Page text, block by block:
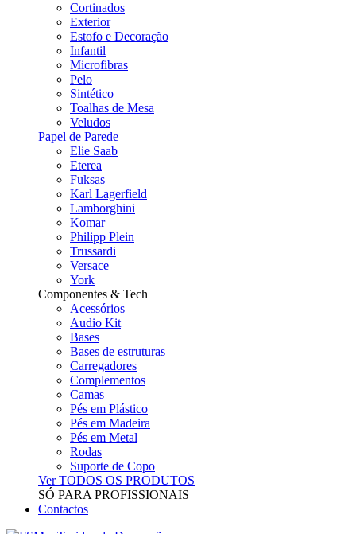
Cortinados
Exterior
Estofo e Decoração
Infantil
Microfibras
Pelo
Sintético
Toalhas de Mesa
Veludos
Papel de Parede
Elie Saab
Eterea
Fuksas
Karl Lagerfield
Lamborghini
Komar
Philipp Plein
Trussardi
Versace
York
Componentes & Tech
Acessórios
Audio Kit
Bases
Bases de estruturas
Carregadores
Complementos
Camas
Pés em Plástico
Pés em Madeira
Pés em Metal
Rodas
Suporte de Copo
Ver TODOS OS PRODUTOS
SÓ PARA PROFISSIONAIS
Contactos